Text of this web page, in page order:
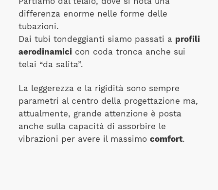
differenza enorme nelle forme delle
tubazioni.
Dai tubi tondeggianti siamo passati a profili
aerodinamicicon coda tronca anche sui
telai “da salita”.
La leggerezza e la rigidità sono sempre
parametri al centro della progettazione ma,
attualmente, grande attenzione è posta
anche sulla capacità di assorbire le
vibrazioni per avere il massimo comfort.